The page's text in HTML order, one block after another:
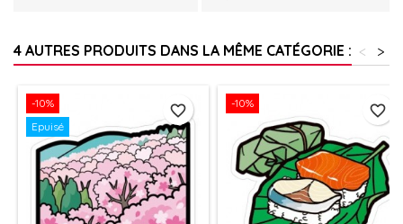
4 AUTRES PRODUITS DANS LA MÊME CATÉGORIE : >
<
-10%
Epuisé
favorite_border -10% favorite_border